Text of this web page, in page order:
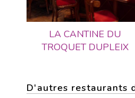
LA CANTINE DU
TROQUET DUPLEIX
D'autres restaurants